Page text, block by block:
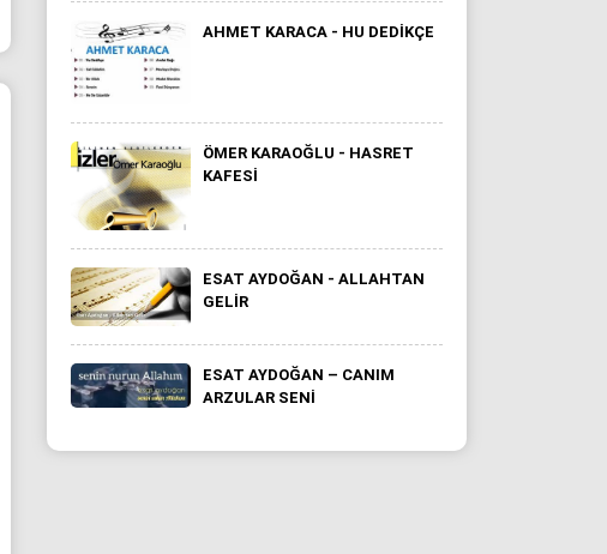
AHMET KARACA - HU DEDIKÇE
ÖMER KARAOĞLU - HASRET
KAFESI
ESAT AYDOĞAN - ALLAHTAN
GELIR
ESAT AYDOĞAN – CANIM
ARZULAR SENI